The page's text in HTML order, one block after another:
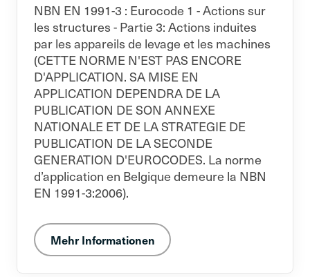
NBN EN 1991-3 : Eurocode 1 - Actions sur
les structures - Partie 3: Actions induites
par les appareils de levage et les machines
(CETTE NORME N'EST PAS ENCORE
D'APPLICATION. SA MISE EN
APPLICATION DEPENDRA DE LA
PUBLICATION DE SON ANNEXE
NATIONALE ET DE LA STRATEGIE DE
PUBLICATION DE LA SECONDE
GENERATION D'EUROCODES. La norme
d’application en Belgique demeure la NBN
EN 1991-3:2006).
Mehr Informationen